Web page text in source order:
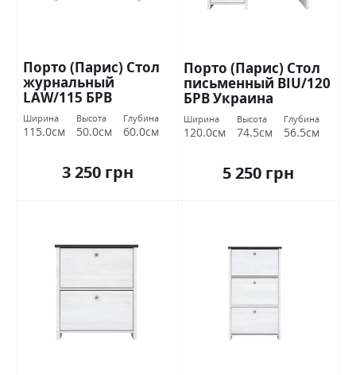
Порто (Парис) Стол
журнальный
LAW/115 БРВ
Украина
Ширина
115.0см
Высота
50.0см
Глубина
60.0см
3 250 грн
Порто (Парис) Стол
письменный BIU/120
БРВ Украина
Ширина
120.0см
Высота
74.5см
Глубина
56.5см
5 250 грн